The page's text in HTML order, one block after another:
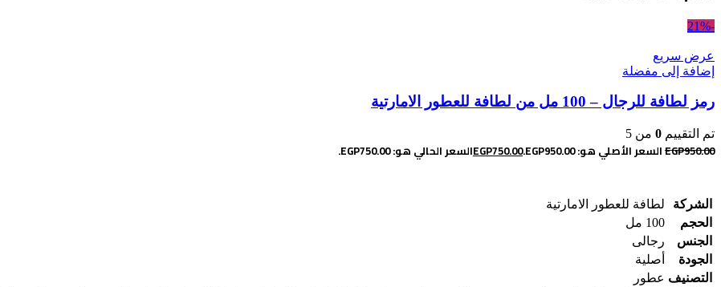
-21%
عرض سريع
إضافة إلى مفضلة
رمز لطافة للرجال – 100 مل من لطافة للعطور الامارتية
تم التقييم 0 من 5
EGP950.00 السعر الأصلي هو: EGP950.00. EGP750.00 السعر الحالي هو: EGP750.00.
الشركة
لطافة للعطور الامارتية
الحجم
100 مل
الجنس
رجالى
الجودة
أصلية
التصنيف عطور